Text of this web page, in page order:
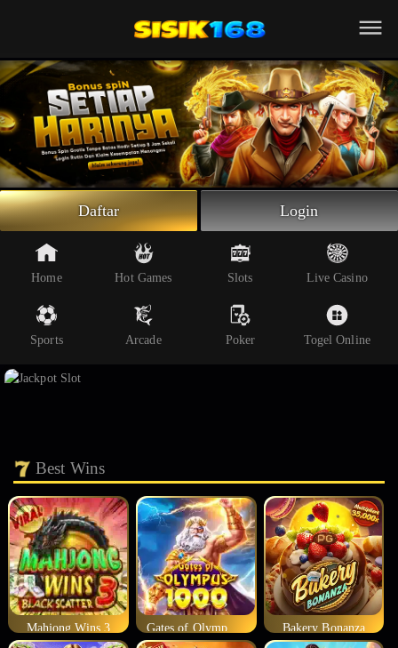
Live Casino
Sportsbook
Arcade
Poker
Whatsapp
Telegram
Livechat
Daftar Login
Home Hot Games Slots Live Casino
Sports Arcade Poker Togel Online
Best Wins
Mahjong Wins 3 Bakery Bonanza